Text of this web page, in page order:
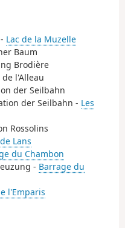
Lac de la Muzelle
Baum
Brodière
l'Alleau
der Seilbahn
der Seilbahn - Les
Rossolins
Lans
du Chambon
- Barrage du
l'Emparis